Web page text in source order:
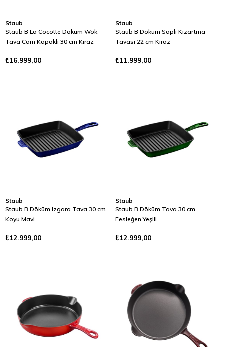
Staub
Staub B La Cocotte Döküm Wok
Tava Cam Kapaklı 30 cm Kiraz
₺16.999,00
Staub
Staub B Döküm Saplı Kızartma
Tavası 22 cm Kiraz
₺11.999,00
Staub
Staub B Döküm Izgara Tava 30 cm
Koyu Mavi
₺12.999,00
Staub
Staub B Döküm Tava 30 cm
Fesleğen Yeşili
₺12.999,00